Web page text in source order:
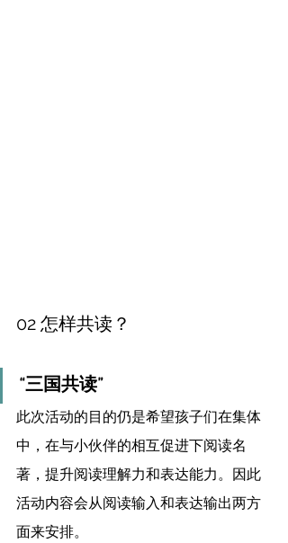
02 怎样共读？
“三国共读”
此次活动的目的仍是希望孩子们在集体
中，在与小伙伴的相互促进下阅读名
著，提升阅读理解力和表达能力。因此
活动内容会从阅读输入和表达输出两方
面来安排。